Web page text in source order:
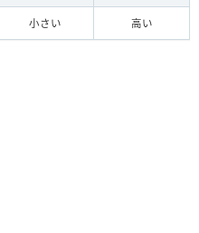
小さい 高い